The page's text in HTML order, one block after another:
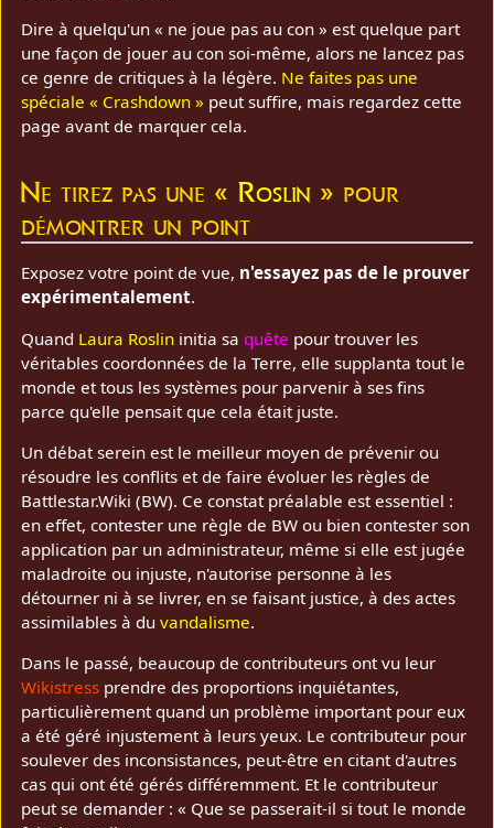
Dire à quelqu'un « ne joue pas au con » est quelque part
une façon de jouer au con soi-même, alors ne lancez pas
ce genre de critiques à la légère. Ne faites pas une
spéciale « Crashdown » peut suffire, mais regardez cette
page avant de marquer cela.
Ne tirez pas une « Roslin » pour
démontrer un point
Exposez votre point de vue, n'essayez pas de le prouver
expérimentalement.
Quand Laura Roslin initia saquête pour trouver les
véritables coordonnées de la Terre, elle supplanta tout le
monde et tous les systèmes pour parvenir à ses fins
parce qu'elle pensait que cela était juste.
Un débat serein est le meilleur moyen de prévenir ou
résoudre les conflits et de faire évoluer les règles de
Battlestar.Wiki (BW). Ce constat préalable est essentiel :
en effet, contester une règle de BW ou bien contester son
application par un administrateur, même si elle est jugée
maladroite ou injuste, n'autorise personne à les
détourner ni à se livrer, en se faisant justice, à des actes
assimilables à duvandalisme.
Dans le passé, beaucoup de contributeurs ont vu leur
Wikistress prendre des proportions inquiétantes,
particulièrement quand un problème important pour eux
a été géré injustement à leurs yeux. Le contributeur pour
soulever des inconsistances, peut-être en citant d'autres
cas qui ont été gérés différemment. Et le contributeur
peut se demander : « Que se passerait-il si tout le monde